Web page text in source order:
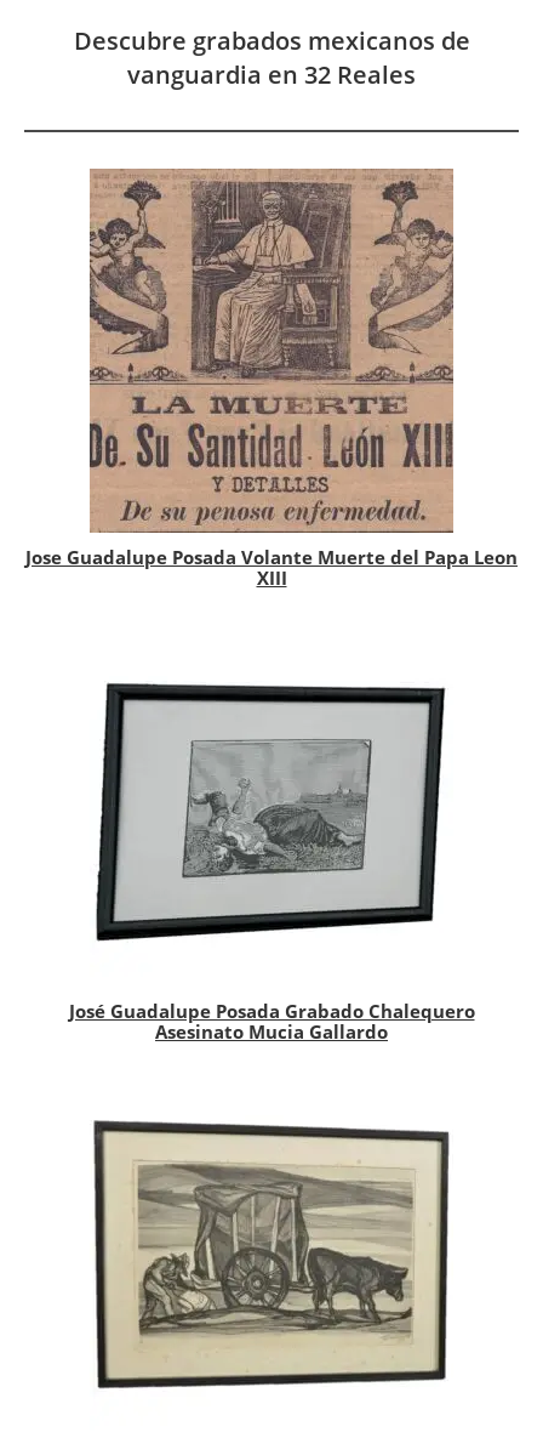
Descubre grabados mexicanos de
vanguardia en 32 Reales
Jose Guadalupe Posada Volante Muerte del Papa Leon
XIII
José Guadalupe Posada Grabado Chalequero
Asesinato Mucia Gallardo